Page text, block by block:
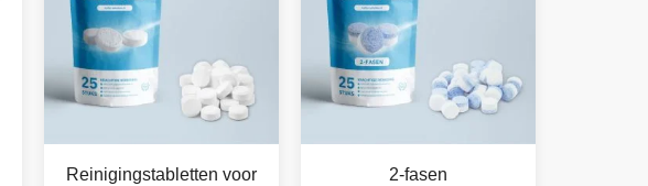
Reinigingstabletten voor
2-fasen